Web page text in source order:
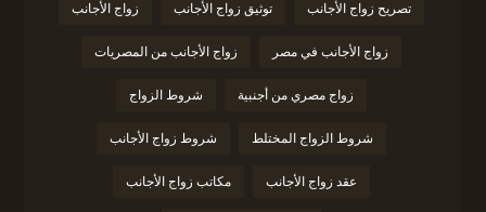
تصريح زواج الأجانب توثيق زواج الأجانب زواج الأجانب
زواج الأجانب في مصر زواج الأجانب من المصريات
زواج مصري من أجنبية شروط الزواج
شروط الزواج المختلط شروط زواج الأجانب
عقد زواج الأجانب مكاتب زواج الأجانب